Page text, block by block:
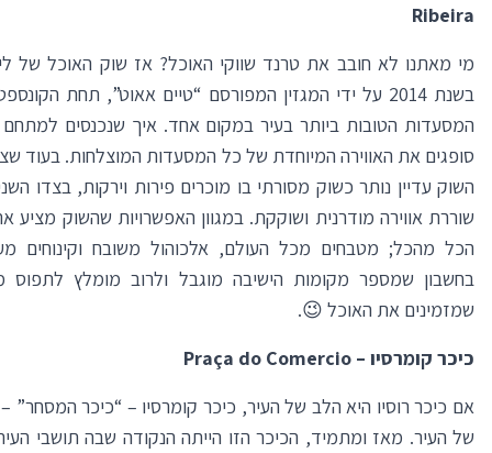
Ribeira
מי מאתנו לא חובב את טרנד שווקי האוכל? אז שוק האוכל של
בשנת 2014 על ידי המגזין המפורסם “טיים אאוט”, תחת
המסעדות הטובות ביותר בעיר במקום אחד. איך שנכנסים
סופגים את האווירה המיוחדת של כל המסעדות המוצלחות. בעוד
השוק עדיין נותר כשוק מסורתי בו מוכרים פירות וירקות, בצדו
שוררת אווירה מודרנית ושוקקת. במגוון האפשרויות שהשוק מציע
הכל מהכל; מטבחים מכל העולם, אלכוהול משובח וקינוחים
בחשבון שמספר מקומות הישיבה מוגבל ולרוב מומלץ לתפוס
שמזמינים את האוכל 😉.
כיכר קומרסיו – Praça do Comercio
אם כיכר רוסיו היא הלב של העיר, כיכר קומרסיו – “כיכר המסחר”
של העיר. מאז ומתמיד, הכיכר הזו הייתה הנקודה שבה תושבי